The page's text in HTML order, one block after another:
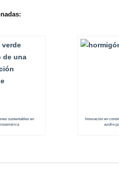
sustentables en
Innovación en
azufre